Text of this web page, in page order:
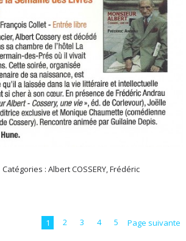
Catégories :Albert COSSERY ,Frédéric
1 2 3 4 5 Page suivante